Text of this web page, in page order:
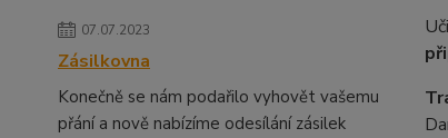
07.07.2023
Zásilkovna
Konečně se nám podařilo vyhovět vašemu
přání a nově nabízíme odesílání zásilek